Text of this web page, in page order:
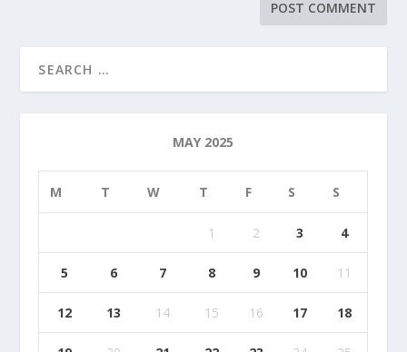
MAY 2025
M T W T F S S
1 2 3 4
5 6 7 8 9 10 11
12 13 14 15 16 17 18